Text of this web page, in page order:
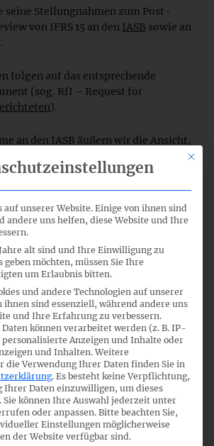
seine Stellungnahmen zum Post-
von IFRS 15 an den IASB sowie an
folgen auf das entsprechende
(sog. RfI – Request for
).
an den IASB äußern wir die Ansicht,
gut strukturierter und
ist, der in der Praxis im
Insgesamt sind wir der
Kernprinzip und das unterstützende
zur Umsatzrealisierung nützliche
die Erlöse eines Unternehmens aus
liefern.
Aspekte von IFRS 15 während der
Standards eine Herausforderung
im Laufe der Zeit in der Praxis
funktionierende Lösungen gefunden.
Finanzberichterstattung ist daher der
das vorrangige Ziel des PiR sein
konzeptionelle Diskussionen und
vermieden werden sollten.
wir in der Stellungnahme an den IASB
Kritikpunkte bzw. machen
für die Standardsetzung.
Mit
auf unserer Website. Einige von ihnen sind
andere uns helfen, diese Website und Ihre
alt sind und Ihre Einwilligung zu
geben möchten, müssen Sie Ihre
um Erlaubnis bitten.
und andere Technologien auf unserer
ihnen sind essenziell, während andere uns
und Ihre Erfahrung zu verbessern.
Daten können verarbeitet werden (z. B. IP-
personalisierte Anzeigen und Inhalte oder
und Inhalten. Weitere
die Verwendung Ihrer Daten finden Sie in
. Es besteht keine Verpflichtung,
Ihrer Daten einzuwilligen, um dieses
Sie können Ihre Auswahl jederzeit unter
oder anpassen.Bitte beachten Sie,
Einstellungen möglicherweise
der Website verfügbar sind.